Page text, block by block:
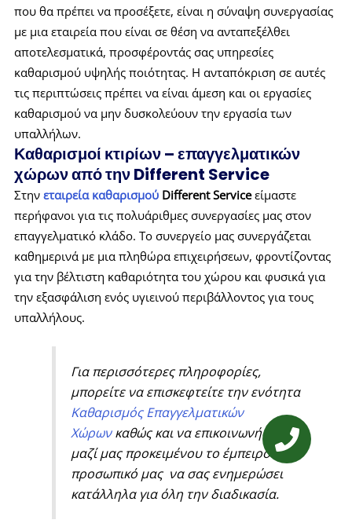
που θα πρέπει να προσέξετε, είναι η σύναψη συνεργασίας
με μια εταιρεία που είναι σε θέση να ανταπεξέλθει
αποτελεσματικά, προσφέροντάς σας υπηρεσίες
καθαρισμού υψηλής ποιότητας. Η ανταπόκριση σε αυτές
τις περιπτώσεις πρέπει να είναι άμεση και οι εργασίες
καθαρισμού να μην δυσκολεύουν την εργασία των
υπαλλήλων.
Καθαρισμοί κτιρίων – επαγγελματικών
χώρων από τηνDifferent Service
Στην εταιρεία καθαρισμού Different Serviceείμαστε
περήφανοι για τις πολυάριθμες συνεργασίες μας στον
επαγγελματικό κλάδο. Το συνεργείο μας συνεργάζεται
καθημερινά με μια πληθώρα επιχειρήσεων, φροντίζοντας
για την βέλτιστη καθαριότητα του χώρου και φυσικά για
την εξασφάλιση ενός υγιεινού περιβάλλοντος για τους
υπαλλήλους.
Για περισσότερες πληροφορίες,
μπορείτε να επισκεφτείτε την ενότητα
Καθαρισμός Επαγγελματικών
Χώρωνκαθώς και να επικοινωνήσετε
μαζί μας προκειμένου το έμπειρο
προσωπικό μας να σας ενημερώσει
κατάλληλα για όλη την διαδικασία.